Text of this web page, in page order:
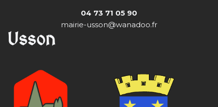
04 73 71 05 90
mairie-usson@wanadoo.fr
Usson